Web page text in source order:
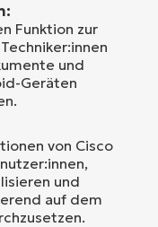
Funktion zur
und
Geräten
von Cisco
und
auf dem